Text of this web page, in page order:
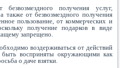
безвозмездного получения услуг,
также от безвозмездного получения
пользование, от коммерческих и
получение подарков в виде
запрещено.
воздерживаться от действий
восприняты окружающими как
о даче взятки.